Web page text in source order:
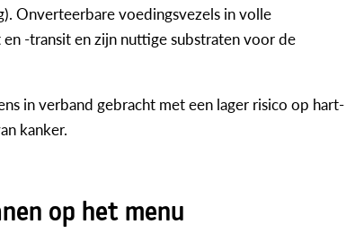
Onverteerbare voedingsvezels in volle
-transit en zijn nuttige substraten voor de
in verband gebracht met een lager risico op hart-
kanker.
op het menu